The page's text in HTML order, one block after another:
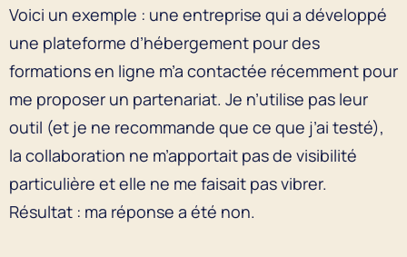
Voici un exemple : une entreprise qui a développé
une plateforme d’hébergement pour des
formations en ligne m’a contactée récemment pour
me proposer un partenariat. Je n’utilise pas leur
outil (et je ne recommande que ce que j’ai testé),
la collaboration ne m’apportait pas de visibilité
particulière et elle ne me faisait pas vibrer.
Résultat : ma réponse a été non.